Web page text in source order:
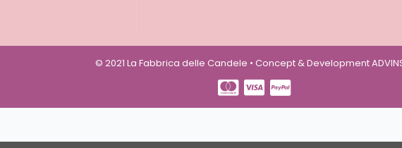
© 2021 La Fabbrica delle Candele • Concept & Development